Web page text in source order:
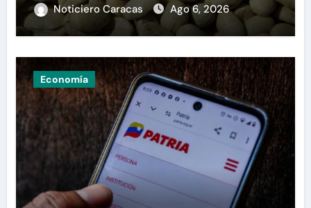
Noticiero Caracas Ago 6, 2026
Economía